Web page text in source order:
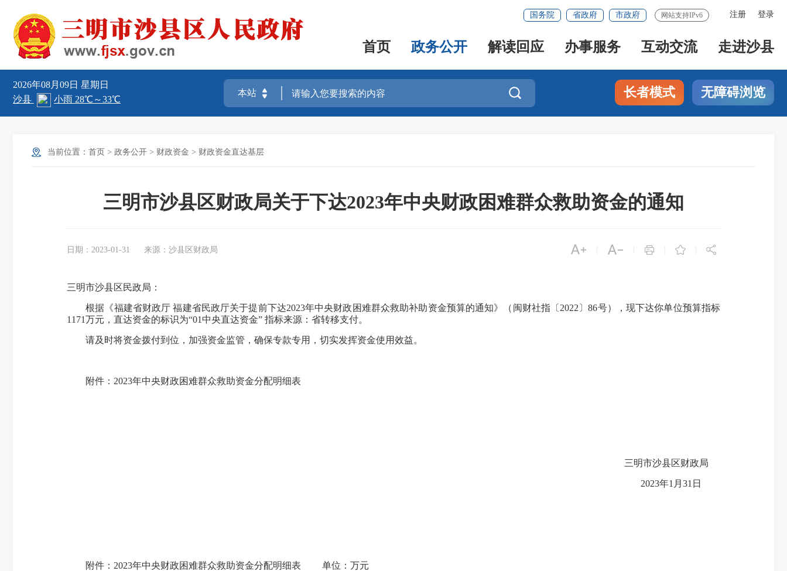
注册 登录
国务院 省政府 市政府 网站支持IPv6
首页 政务公开 解读回应 办事服务 互动交流 走进沙县
2026年08月09日 星期日
 长者模式 无障碍浏览
当前位置： 首页 > 政务公开 > 财政资金 > 财政资金直达基层
三明市沙县区财政局关于下达2023年中央财政困难群众救助资金的通知
日期：2023-01-31 来源：沙县区财政局     
三明市沙县区民政局：
根据《福建省财政厅 福建省民政厅关于提前下达2023年中央财政困难群众救助补助资金预算的通知》（闽财社指〔2022〕86号），现下达你单位预算指标
1171万元，直达资金的标识为“01中央直达资金” 指标来源：省转移支付。
请及时将资金拨付到位，加强资金监管，确保专款专用，切实发挥资金使用效益。
附件：2023年中央财政困难群众救助资金分配明细表
三明市沙县区财政局
2023年1月31日
附件： 2023年中央财政困难群众救助资金分配明细表 单位：万元